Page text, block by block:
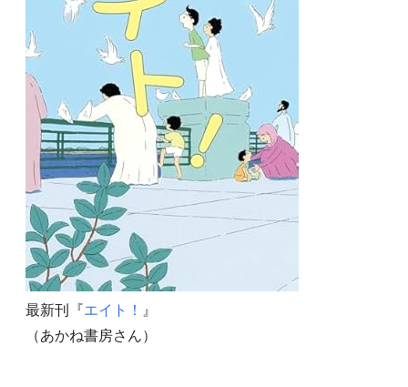
最新刊『エイト！ 』
（あかね書房さん）